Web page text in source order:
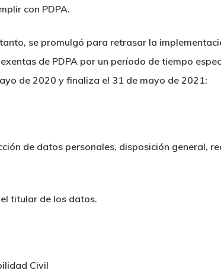
con PDPA.
se promulgó para retrasar la
de PDPA por un período de tiempo
de 2020 y finaliza el 31 de mayo de 2021:
de datos personales, disposición general,
titular de los datos.
Civil